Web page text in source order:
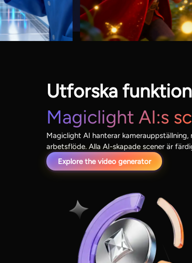
Utforska
Magiclight AI:s
Magiclight AI hanterar
arbetsflöde. Alla AI-skapade scener är
Explore the video generator